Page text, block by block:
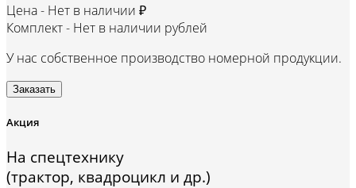
Цена - Нет в наличии ₽
Комплект - Нет в наличии рублей
У нас собственное производство номерной продукции.
Заказать
Акция
На спецтехнику
(трактор, квадроцикл и др.)